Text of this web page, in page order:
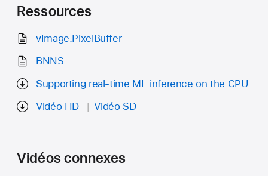
Ressources
vImage.PixelBuffer
BNNS
Supporting real-time ML inference on the CPU
Vidéo HD
Vidéo SD
Vidéos connexes